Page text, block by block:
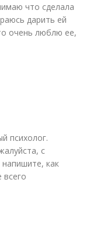
что сделала
дарить ей
очень люблю ее,
психолог.
с
как